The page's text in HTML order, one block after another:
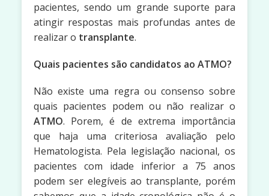
pacientes, sendo um grande suporte para
atingir respostas mais profundas antes de
realizar o transplante.
Quais pacientes são candidatos ao ATMO?
Não existe uma regra ou consenso sobre
quais pacientes podem ou não realizar o
ATMO. Porem, é de extrema importância
que haja uma criteriosa avaliação pelo
Hematologista. Pela legislação nacional, os
pacientes com idade inferior a 75 anos
podem ser elegíveis ao transplante, porém